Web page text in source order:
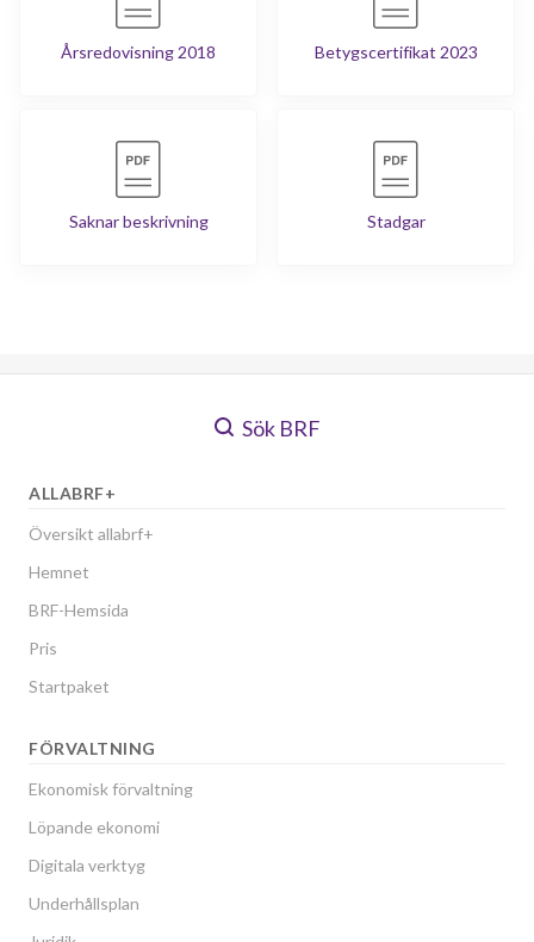
Årsredovisning 2018 Betygscertifikat 2023
Saknar beskrivning Stadgar
Sök BRF
ALLABRF+
Översikt allabrf+
Hemnet
BRF-Hemsida
Pris
Startpaket
FÖRVALTNING
Ekonomisk förvaltning
Löpande ekonomi
Digitala verktyg
Underhållsplan